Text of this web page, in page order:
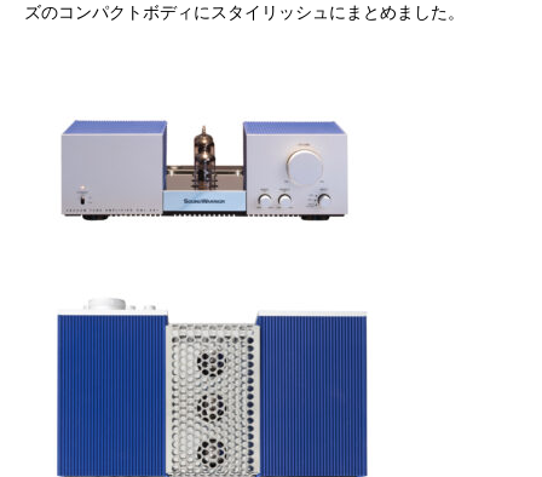
ズのコンパクトボディにスタイリッシュにまとめました。